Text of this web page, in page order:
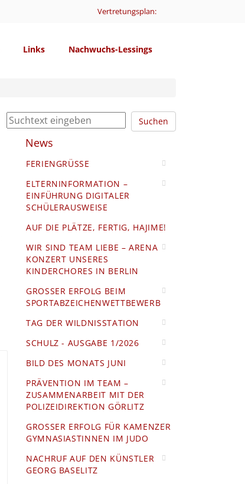
Vertretungsplan:
Links Nachwuchs-Lessings
Suchen
News
FERIENGRÜSSE
ELTERNINFORMATION –
EINFÜHRUNG DIGITALER
SCHÜLERAUSWEISE
AUF DIE PLÄTZE, FERTIG, HAJIME!
WIR SIND TEAM LIEBE – ARENA
KONZERT UNSERES
KINDERCHORES IN BERLIN
GROSSER ERFOLG BEIM S
PORTABZEICHENWETTBEWERB
TAG DER WILDNISSTATION
SCHULZ - AUSGABE 1/2026
BILD DES MONATS JUNI
PRÄVENTION IM TEAM –
ZUSAMMENARBEIT MIT DER
POLIZEIDIREKTION GÖRLITZ
GROSSER ERFOLG FÜR KAMENZER G
YMNASIASTINNEN IM JUDO
NACHRUF AUF DEN KÜNSTLER
GEORG BASELITZ